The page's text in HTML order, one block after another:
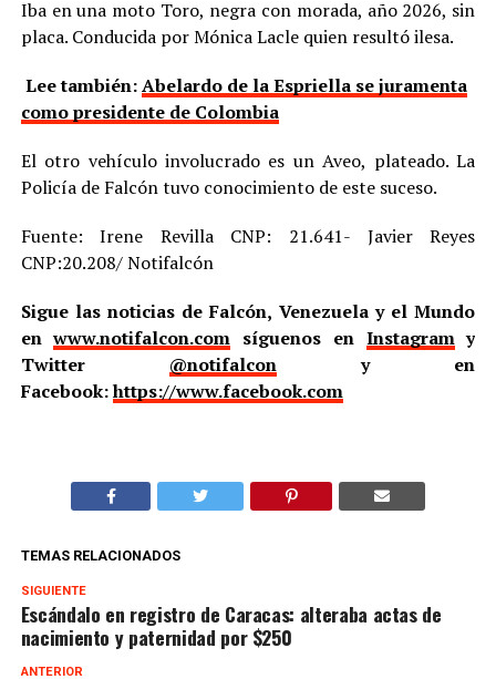
Iba en una moto Toro, negra con morada, año 2026, sin
placa. Conducida por Mónica Lacle quien resultó ilesa.
Lee también:Abelardo de la Espriella se juramenta
como presidente de Colombia
El otro vehículo involucrado es un Aveo, plateado. La
Policía de Falcón tuvo conocimiento de este suceso.
Fuente: Irene Revilla CNP: 21.641- Javier Reyes
CNP:20.208/ Notifalcón
Sigue las noticias de Falcón, Venezuela y el Mundo
enwww.notifalcon.com síguenos en Instagramy
Twitter @notifalcony en
Facebook:https://www.facebook.com
TEMAS RELACIONADOS
SIGUIENTE
Escándalo en registro de Caracas: alteraba actas de
nacimiento y paternidad por $250
ANTERIOR